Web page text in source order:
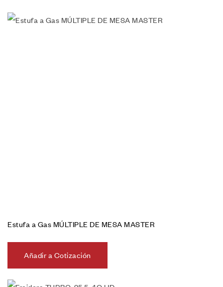
Estufa a Gas MÚLTIPLE DE MESA MASTER
Añadir a Cotización